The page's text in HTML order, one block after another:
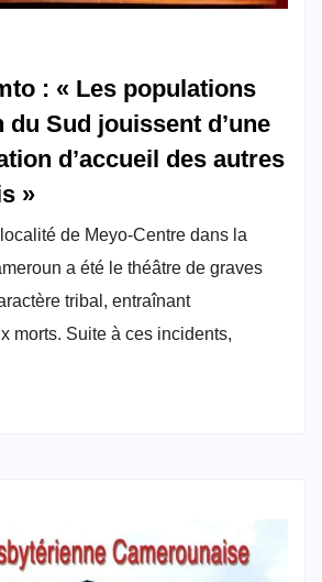
: « Les populations
du Sud jouissent d’une
d’accueil des autres
»
de Meyo-Centre dans la
a été le théâtre de graves
tribal, entraînant
morts. Suite à ces incidents,